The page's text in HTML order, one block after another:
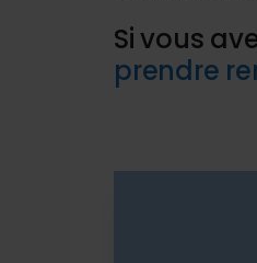
Si vous
prendre